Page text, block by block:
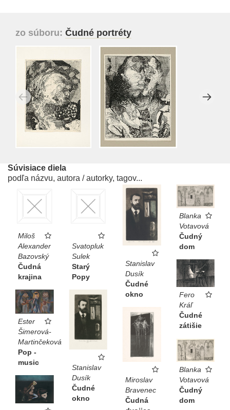
zo súboru: Čudné portréty
Súvisiace diela
podľa názvu, autora / autorky, tagov...
Miloš
Alexander
Bazovský
Čudná
krajina
Svatopluk
Sulek
Starý
Popy
Stanislav
Dusík
Čudné
okno
Blanka
Votavová
Čudný
dom
Fero
Kráľ
Čudné
zátišie
Ester
Šimerová-
Martinčeková
Pop -
music
Stanislav
Dusík
Čudné
okno
Miroslav
Bravenec
Čudná
Blanka
Votavová
Čudný
dom